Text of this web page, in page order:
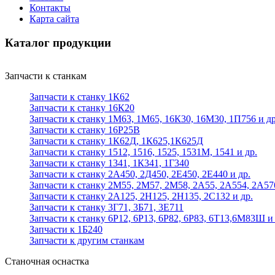
Контакты
Карта сайта
Каталог продукции
Запчасти к станкам
Запчасти к станку 1К62
Запчасти к станку 16К20
Запчасти к станку 1М63, 1М65, 16К30, 16М30, 1П756 и
Запчасти к станку 16Р25В
Запчасти к станку 1К62Д, 1К625,1К625Д
Запчасти к станку 1512, 1516, 1525, 1531М, 1541 и др.
Запчасти к станку 1341, 1К341, 1Г340
Запчасти к станку 2А450, 2Д450, 2Е450, 2Е440 и др.
Запчасти к станку 2М55, 2М57, 2М58, 2А55, 2А554,
Запчасти к станку 2А125, 2Н125, 2Н135, 2С132 и др.
Запчасти к станку 3Г71, 3Б71, 3Е711
Запчасти к станку 6Р12, 6Р13, 6Р82, 6Р83, 6Т13,6М83Ш и
Запчасти к 1Б240
Запчасти к другим станкам
Станочная оснастка